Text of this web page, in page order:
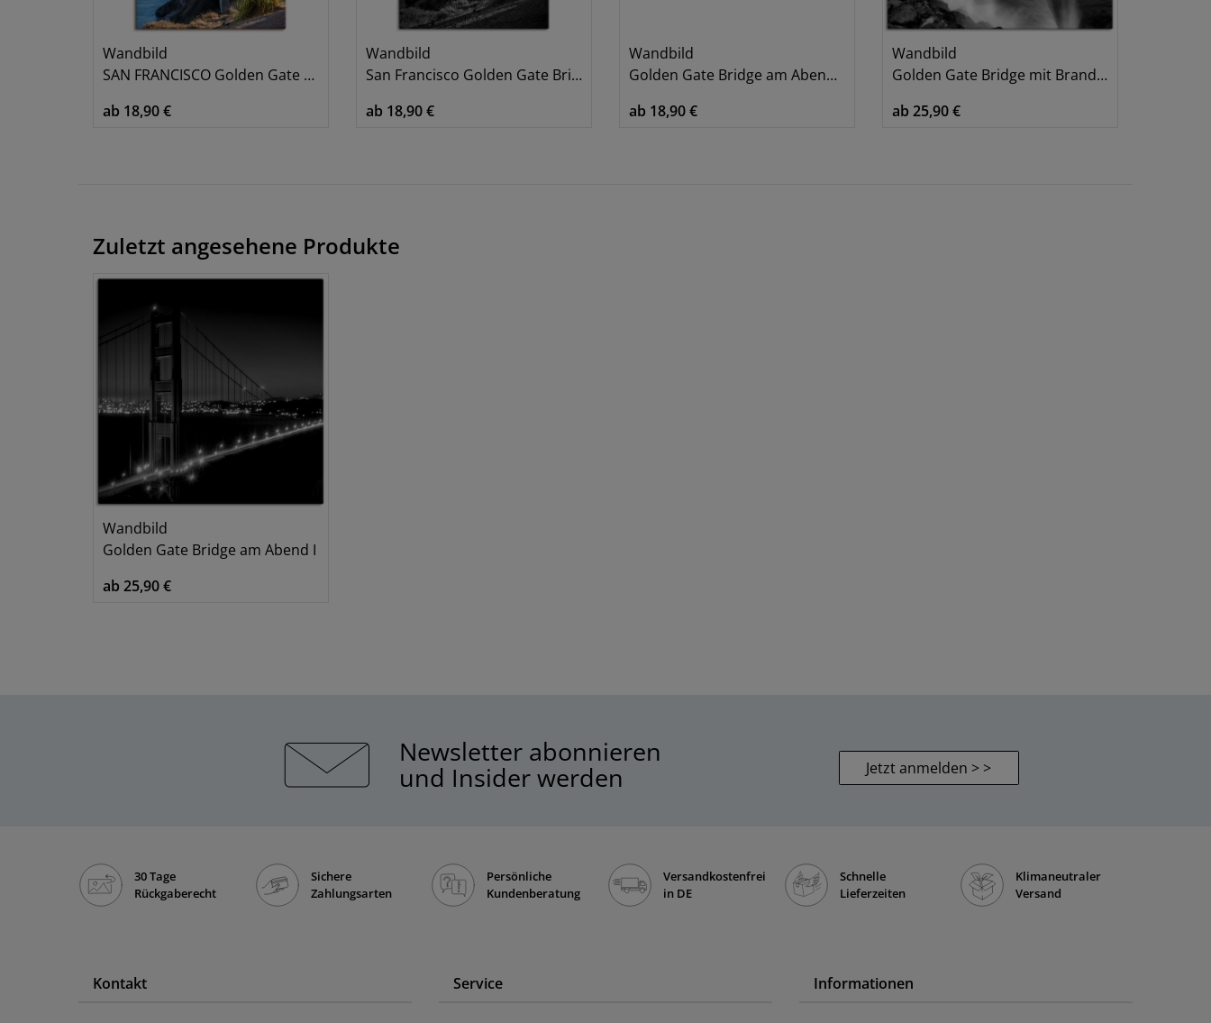
Wandbild
SAN FRANCISCO Golden Gate Bridge II
ab 18,90 €
Wandbild
San Francisco Golden Gate Bridge I
ab 18,90 €
Wandbild
Golden Gate Bridge am Abend II
ab 18,90 €
Wandbild
Golden Gate Bridge mit Brandung
ab 25,90 €
Zuletzt angesehene Produkte
Wandbild
Golden Gate Bridge am Abend I
ab 25,90 €
Newsletter abonnieren
und Insider werden Jetzt anmelden > >
30 Tage
Rückgaberecht
Sichere
Zahlungsarten
Persönliche
Kundenberatung
Versandkostenfrei
in DE
Schnelle
Lieferzeiten
Klimaneutraler
Versand
Kontakt Service Informationen